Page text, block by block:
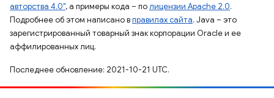
авторства 4.0", а примеры кода – полицензии Apache 2.0.
Подробнее об этом написано вправилах сайта. Java – это
зарегистрированный товарный знак корпорации Oracle и ее
аффилированных лиц.
Последнее обновление: 2021-10-21 UTC.